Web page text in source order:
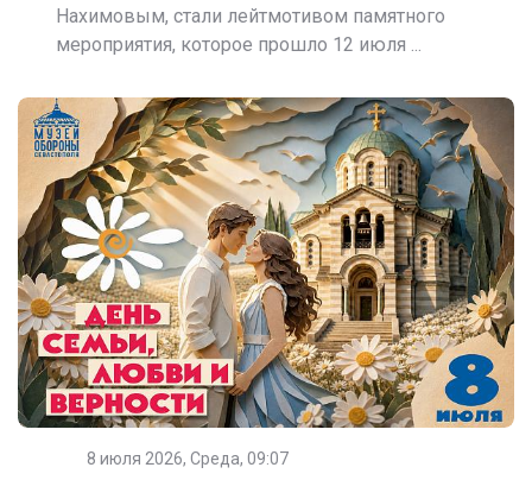
Нахимовым, стали лейтмотивом памятного
мероприятия, которое прошло 12 июля ...
8 июля 2026, Среда, 09:07